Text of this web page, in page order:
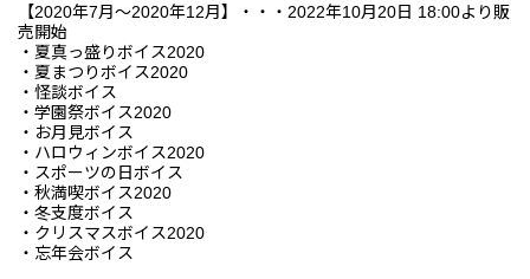
【2020年7月～2020年12月】・・・2022年10月20日 18:00より販
売開始
・夏真っ盛りボイス2020
・夏まつりボイス2020
・怪談ボイス
・学園祭ボイス2020
・お月見ボイス
・ハロウィンボイス2020
・スポーツの日ボイス
・秋満喫ボイス2020
・冬支度ボイス
・クリスマスボイス2020
・忘年会ボイス